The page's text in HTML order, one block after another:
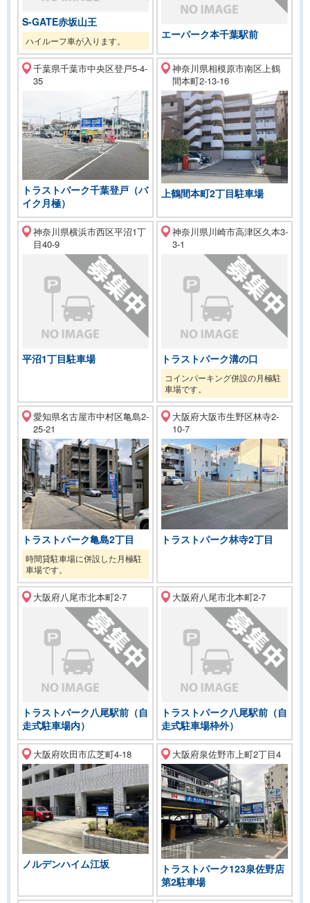
S-GATE赤坂山王
ハイルーフ車が入ります。 エーパーク本千葉駅前
千葉県千葉市中央区登戸5-4-
35
トラストパーク千葉登戸（バ
イク月極）
神奈川県相模原市南区上鶴
間本町2-13-16
上鶴間本町2丁目駐車場
神奈川県横浜市西区平沼1丁
目40-9
平沼1丁目駐車場
神奈川県川崎市高津区久本3-
3-1
トラストパーク溝の口
コインパーキング併設の月極駐
車場です。
愛知県名古屋市中村区亀島2-
25-21
トラストパーク亀島2丁目
時間貸駐車場に併設した月極駐
車場です。
大阪府大阪市生野区林寺2-
10-7
トラストパーク林寺2丁目
大阪府八尾市北本町2-7
トラストパーク八尾駅前（自
走式駐車場内）
大阪府八尾市北本町2-7
トラストパーク八尾駅前（自
走式駐車場枠外）
大阪府吹田市広芝町4-18
ノルデンハイム江坂
大阪府泉佐野市上町2丁目4
トラストパーク123泉佐野店
第2駐車場